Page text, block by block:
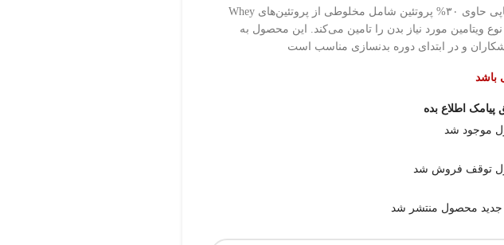
پودر مس ویت ویتاپی حاوی ۳۰% پروتئین شامل مخلوطی از پروتئین‌های Whey
بوده و همچنین ۱۲ نوع ویتامین مورد نیاز بدن را تامین می‌کند. این محصول به
و در ابتدای دوره بدنسازی مناسب است
باشد
اطلاع بده
موجود شد
توقف فروش شد
جدید محصول منتشر شد